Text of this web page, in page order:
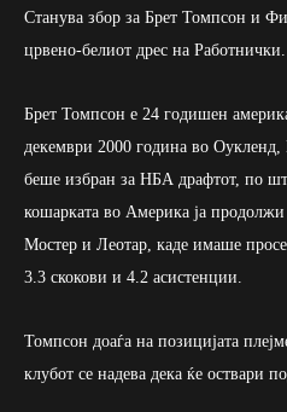
Станува збор за Брет Томпсон и
црвено-белиот дрес на Работнички.
Брет Томпсон е 24 годишен
декември 2000 година во
беше избран за НБА драфтот, по
кошарката во Америка ја
Мостер и Леотар, каде имаше
3.3 скокови и 4.2 асистенции.
Томпсон доаѓа на позицијата
клубот се надева дека ќе оствари